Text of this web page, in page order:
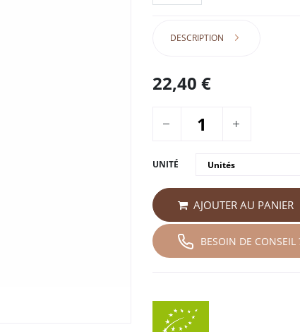
DESCRIPTION
22,40 €
UNITÉ
AJOUTER AU PANIER
BESOIN DE CONSEIL